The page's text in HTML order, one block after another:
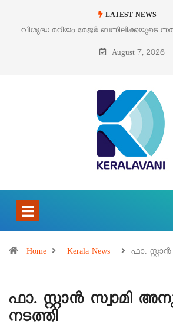
LATEST NEWS
തിരുനാൾ
‘പെറ്റൽസ്’ ലൈഫ്
August 7, 2026
Home Kerala News ഫാ.
ഫാ. സ്റ്റാൻ സ്വാമി
നടത്തി